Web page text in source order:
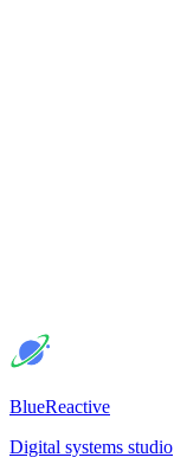
BlueReactive
Digital systems studio